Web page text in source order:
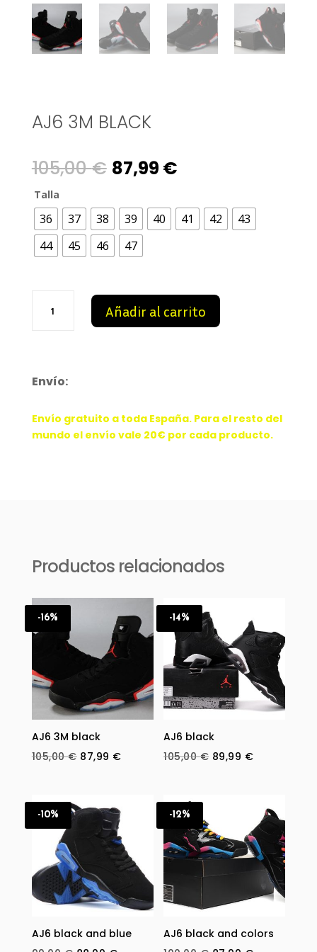
AJ6 3M BLACK
105,00€ Original
was:
105,00 €.
87,99 €Current
is:
Talla
36 37 38 39 40 41 42
43
44
45 46 47
Añadir al carrito
Envío:
Envío gratuito a toda España. Para el resto del
mundo el envío vale 20€ por cada producto.
Productos relacionados
-16%
AJ6 3M black
105,00€ Original
105,00 €.
87,99 €Current
87,99 €.
-14%
AJ6 black
105,00€ Original
89,99 €Current
89,99 €.
-10%
AJ6 black and blue
-12%
AJ6 black and colors